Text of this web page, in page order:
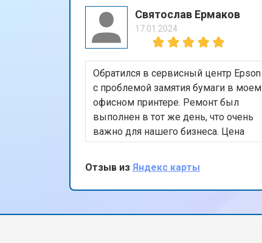
Святослав Ермаков
17.01.2024
Обратился в сервисный центр Epson
с проблемой замятия бумаги в моем
офисном принтере. Ремонт был
выполнен в тот же день, что очень
важно для нашего бизнеса. Цена
ремонта была разумной, и принтер
теперь работает безупречно. Спасибо
за быстрый и качественный сервис!
Отзыв из Яндекс карты